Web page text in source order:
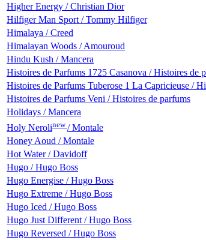
Higher Energy / Christian Dior
Hilfiger Man Sport / Tommy Hilfiger
Himalaya / Creed
Himalayan Woods / Amouroud
Hindu Kush / Mancera
Histoires de Parfums 1725 Casanova / Histoires de
Histoires de Parfums Tuberose 1 La Capricieuse /
Histoires de Parfums Veni / Histoires de parfums
Holidays / Mancera
Holy Nerolinew/ Montale
Honey Aoud / Montale
Hot Water / Davidoff
Hugo / Hugo Boss
Hugo Energise / Hugo Boss
Hugo Extreme / Hugo Boss
Hugo Iced / Hugo Boss
Hugo Just Different / Hugo Boss
Hugo Reversed / Hugo Boss